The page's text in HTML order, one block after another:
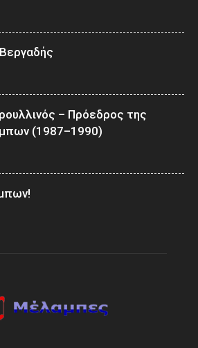
– Πρόεδρος της
(1987–1990)